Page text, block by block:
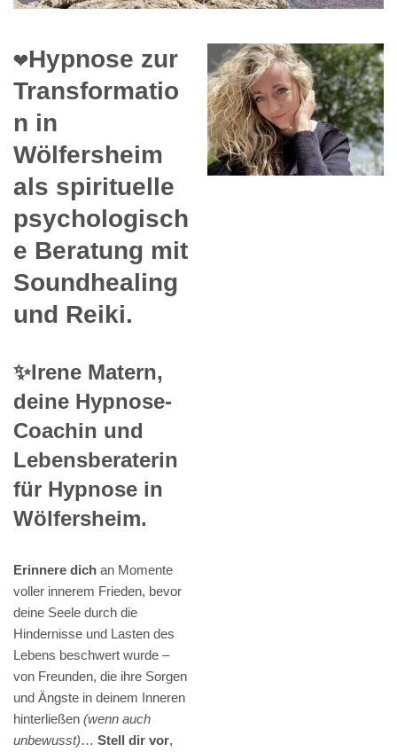
❤️Hypnose zur
Transformatio
n in
Wölfersheim
als spirituelle
psychologisch
e Beratung mit
Soundhealing
und Reiki.
✨Irene Matern,
deine Hypnose-
Coachin und
Lebensberaterin
für Hypnose in
Wölfersheim.
Erinnere dich an Momente
voller innerem Frieden, bevor
deine Seele durch die
Hindernisse und Lasten des
Lebens beschwert wurde –
von Freunden, die ihre Sorgen
und Ängste in deinem Inneren
hinterließen (wenn auch
unbewusst)… Stell dir vor,